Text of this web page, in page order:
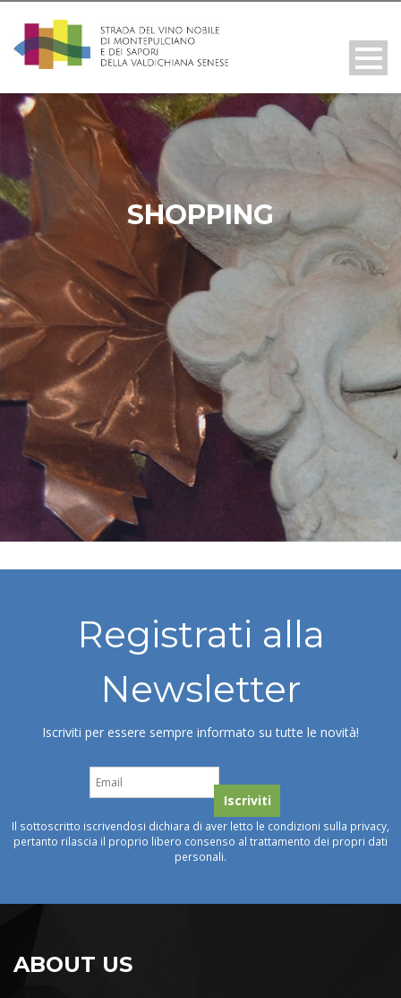
SHOPPING
Registrati alla
Newsletter
Iscriviti per essere sempre informato su tutte le novità!
Il sottoscritto iscrivendosi dichiara di aver letto le condizioni sulla privacy,
pertanto rilascia il proprio libero consenso al trattamento dei propri dati
personali.
ABOUT US